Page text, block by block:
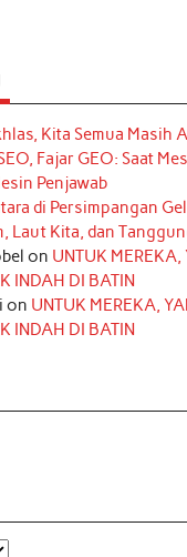
Kita Semua Masih
Fajar GEO: Saat
Penjawab
di Persimpangan
Laut Kita, dan
on UNTUK MEREKA,
INDAH DI BATIN
on UNTUK MEREKA,
INDAH DI BATIN